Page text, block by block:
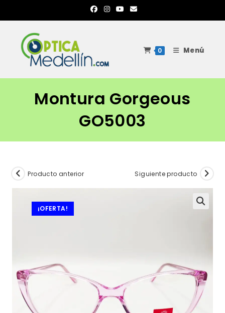
al
contenido
0 Menú
Montura Gorgeous
GO5003
¡OFERTA!
Producto anterior Siguiente producto